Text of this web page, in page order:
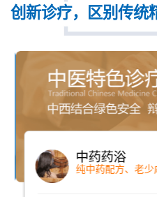
创新诊疗，区别传统
中药药浴
纯中药配方、老少